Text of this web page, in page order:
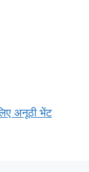
अनूठी भेंट